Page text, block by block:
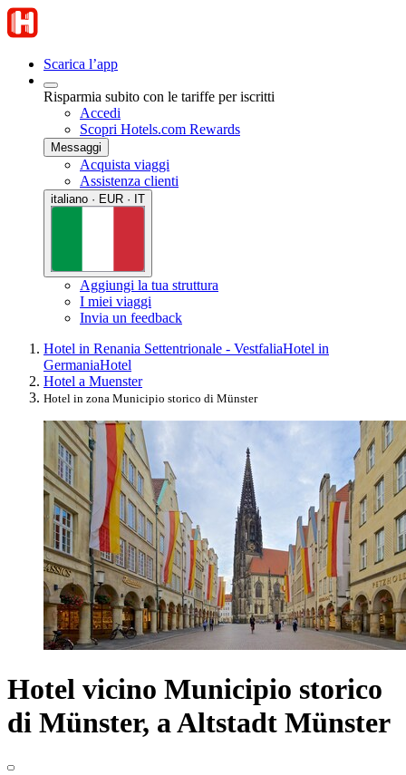
Scarica l’app
Risparmia subito con le tariffe per iscritti
Accedi
Scopri Hotels.com Rewards
Messaggi
Acquista viaggi
Assistenza clienti
italiano · EUR · IT
Aggiungi la tua struttura
I miei viaggi
Invia un feedback
Hotel in Renania Settentrionale - VestfaliaHotel in
GermaniaHotel
Hotel a Muenster
Hotel in zona Municipio storico di Münster
Hotel vicino Municipio storico
di Münster, a Altstadt Münster